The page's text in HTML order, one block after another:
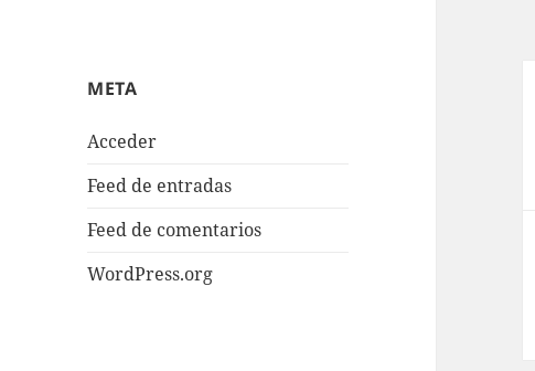
META
Acceder
Feed de entradas
Feed de comentarios
WordPress.org